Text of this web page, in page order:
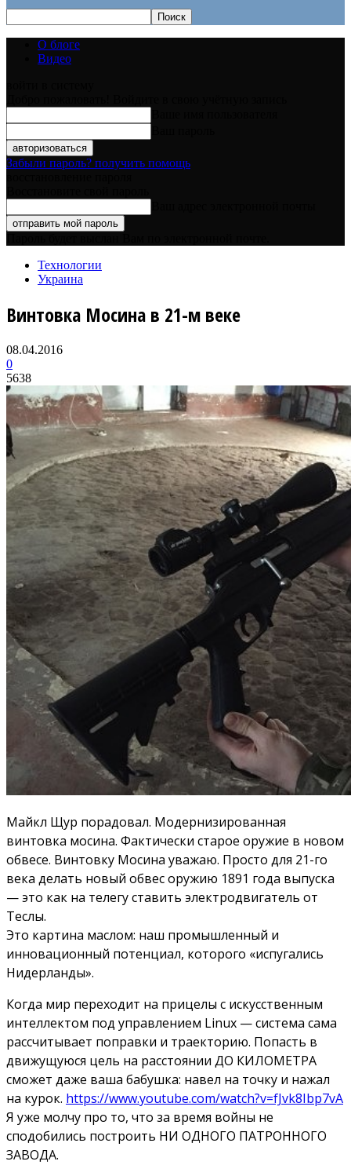
О блоге
Видео
Забыли пароль? получить помощь
Технологии
Украина
Винтовка Мосина в 21-м веке
08.04.2016
0
5638
Майкл Щур порадовал. Модернизированная
винтовка мосина. Фактически старое оружие в новом
обвесе. Винтовку Мосина уважаю. Просто для 21-го
века делать новый обвес оружию 1891 года выпуска
— это как на телегу ставить электродвигатель от
Теслы.
Это картина маслом: наш промышленный и
инновационный потенциал, которого «испугались
Нидерланды».
Когда мир переходит на прицелы с искусственным
интеллектом под управлением Linux — система сама
рассчитывает поправки и траекторию. Попасть в
движущуюся цель на расстоянии ДО КИЛОМЕТРА
сможет даже ваша бабушка: навел на точку и нажал
на курок. https://www.youtube.com/watch?v=fJvk8Ibp7vA
Я уже молчу про то, что за время войны не
сподобились построить НИ ОДНОГО ПАТРОННОГО
ЗАВОДА.